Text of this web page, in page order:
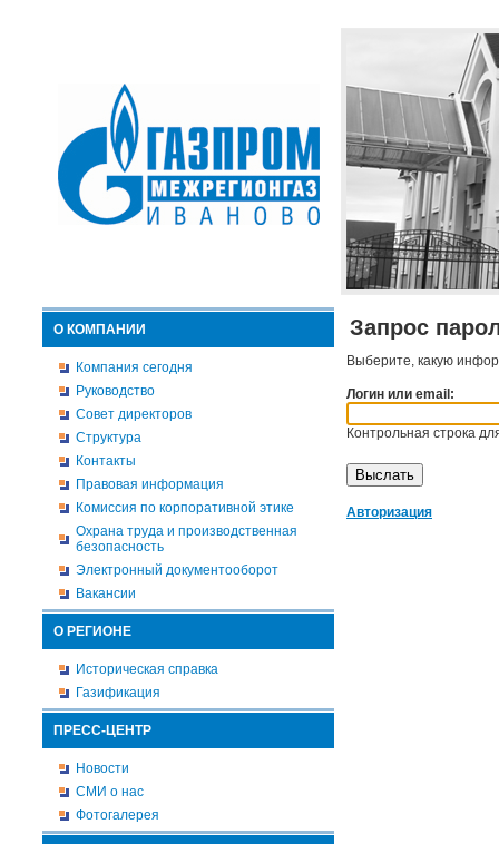
О КОМПАНИИ
Компания сегодня
Руководство
Совет директоров
Структура
Контакты
Правовая информация
Комиссия по корпоративной этике
Охрана труда и производственная
безопасность
Электронный документооборот
Вакансии
О РЕГИОНЕ
Историческая справка
Газификация
ПРЕСС-ЦЕНТР
Новости
СМИ о нас
Фотогалерея
Запрос
Выберите, какую
Логин или email:
Контрольная строка
Авторизация